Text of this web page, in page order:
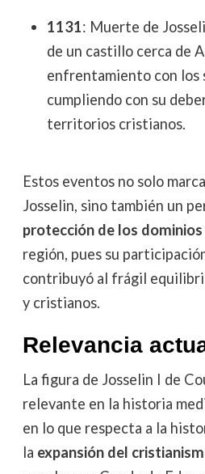
1131: Muerte de
de un castillo cerca de
enfrentamiento con los
cumpliendo con su
territorios cristianos.
Estos eventos no solo
Josselin, sino también un
protección de los
región, pues su
contribuyó al frágil
y cristianos.
Relevancia
La figura de Josselin I de
relevante en la historia
en lo que respecta a la
la expansión del